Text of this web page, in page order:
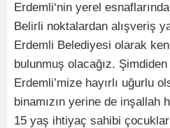
Erdemli‘nin yerel
Belirli noktalardan alışveriş
Erdemli Belediyesi olarak
bulunmuş olacağız.
Erdemli’mize hayırlı uğurlu
binamızın yerine de inşallah
15 yaş ihtiyaç sahibi